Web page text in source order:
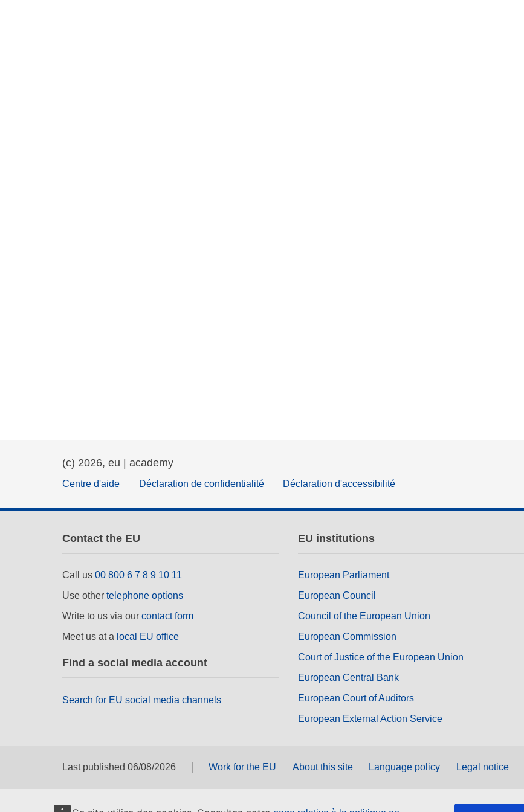
(c) 2026, eu | academy
Centre d'aide Déclaration de confidentialité Déclaration d'accessibilité
Contact the EU
Call us 00 800 6 7 8 9 10 11
Use other telephone options
Write to us via our contact form
Meet us at a local EU office
Find a social media account
Search for EU social media channels
EU institutions
European Parliament
European Council
Council of the European Union
European Commission
Court of Justice of the European Union
European Central Bank
European Court of Auditors
European External Action Service
Last published 06/08/2026 Work for the EU About this site Language policy Legal notice